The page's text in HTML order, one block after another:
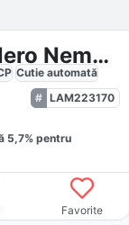
Lamborghini Revuelto Nero Nemesis Carbon
Cutie automată
LAM223170
5,7% pentru
Favorite